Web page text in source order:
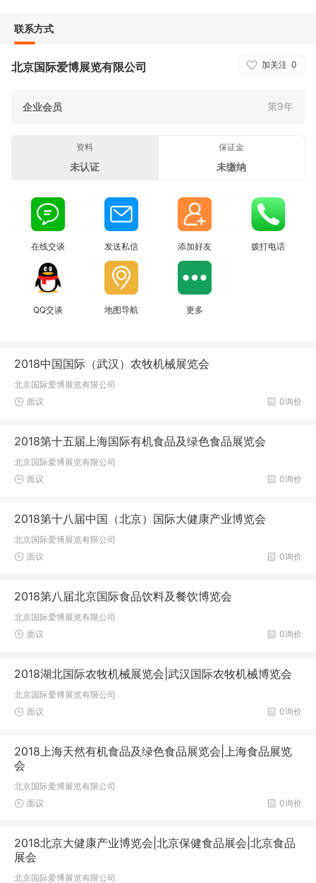
联系方式
加关注 0
北京国际爱博展览有限公司
企业会员 第9年
资料
未认证
保证金
未缴纳
在线交谈 发送私信 添加好友 拨打电话
QQ交谈 地图导航 更多
2018中国国际（武汉）农牧机械展览会
北京国际爱博展览有限公司
0询价
面议
2018第十五届上海国际有机食品及绿色食品展览会
北京国际爱博展览有限公司
0询价
面议
2018第十八届中国（北京）国际大健康产业博览会
北京国际爱博展览有限公司
0询价
面议
2018第八届北京国际食品饮料及餐饮博览会
北京国际爱博展览有限公司
0询价
面议
2018湖北国际农牧机械展览会|武汉国际农牧机械博览会
北京国际爱博展览有限公司
0询价
面议
2018上海天然有机食品及绿色食品展览会|上海食品展览
会
北京国际爱博展览有限公司
0询价
面议
2018北京大健康产业博览会|北京保健食品展会|北京食品
展会
北京国际爱博展览有限公司